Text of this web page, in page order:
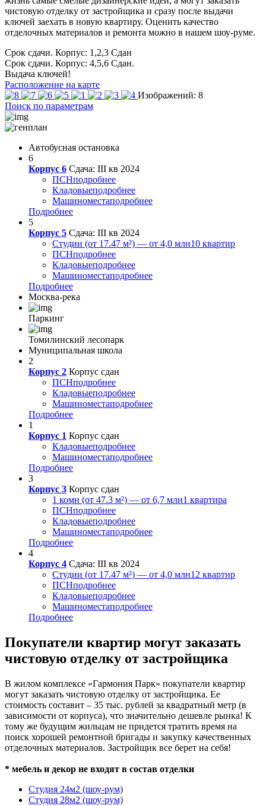
чистовую отделку от застройщика и сразу после выдачи
ключей заехать в новую квартиру. Оценить качество
отделочных материалов и ремонта можно в нашем шоу-руме.
Срок сдачи. Корпус: 1,2,3 Сдан
Срок сдачи. Корпус: 4,5,6 Сдан.
Выдача ключей!
Расположение на карте
Изображений: 8
Поиск по параметрам
Автобусная остановка
6
Корпус 6 Сдача: III кв 2024
ПСНподробнее
Кладовыеподробнее
Машиноместаподробнее
Подробнее
5
Корпус 5 Сдача: III кв 2024
Студии (от 17.47 м²) — от 4,0 млн10 квартир
ПСНподробнее
Кладовыеподробнее
Машиноместаподробнее
Подробнее
Москва-река
Паркинг
Томилинский лесопарк
Муниципальная школа
2
Корпус 2 Корпус сдан
ПСНподробнее
Кладовыеподробнее
Машиноместаподробнее
Подробнее
1
Корпус 1 Корпус сдан
Кладовыеподробнее
Машиноместаподробнее
Подробнее
3
Корпус 3 Корпус сдан
1 комн (от 47.3 м²) — от 6,7 млн1 квартира
ПСНподробнее
Кладовыеподробнее
Машиноместаподробнее
Подробнее
4
Корпус 4 Сдача: III кв 2024
Студии (от 17.47 м²) — от 4,0 млн12 квартир
ПСНподробнее
Кладовыеподробнее
Машиноместаподробнее
Подробнее
Покупатели квартир могут заказать
чистовую отделку от застройщика
В жилом комплексе «Гармония Парк» покупатели квартир
могут заказать чистовую отделку от застройщика. Ее
стоимость составит – 35 тыс. рублей за квадратный метр (в
зависимости от корпуса), что значительно дешевле рынка! К
тому же будущим жильцам не придется тратить время на
поиск хорошей ремонтной бригады и закупку качественных
отделочных материалов. Застройщик все берет на себя!
* мебель и декор не входят в состав отделки
Студия 24м2 (шоу-рум)
Студия 28м2 (шоу-рум)